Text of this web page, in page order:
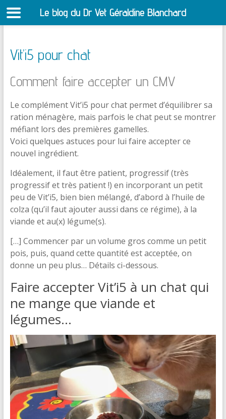
Vit’i5 pour chat
Comment faire accepter un CMV
Le complément Vit’i5 pour chat permet d’équilibrer sa
ration ménagère, mais parfois le chat peut se montrer
méfiant lors des premières gamelles.
Voici quelques astuces pour lui faire accepter ce
nouvel ingrédient.
Idéalement, il faut être patient, progressif (très
progressif et très patient !) en incorporant un petit
peu de Vit’i5, bien bien mélangé, d’abord à l’huile de
colza (qu’il faut ajouter aussi dans ce régime), à la
viande et au(x) légume(s).
[…] Commencer par un volume gros comme un petit
pois, puis, quand cette quantité est acceptée, on
donne un peu plus… Détails ci-dessous.
Faire accepter Vit’i5 à un chat qui
ne mange que viande et
légumes…
Le blog du Dr Vet Géraldine Blanchard